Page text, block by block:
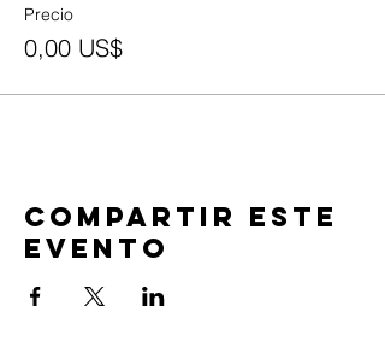
Precio
0,00 US$
Compartir este
evento